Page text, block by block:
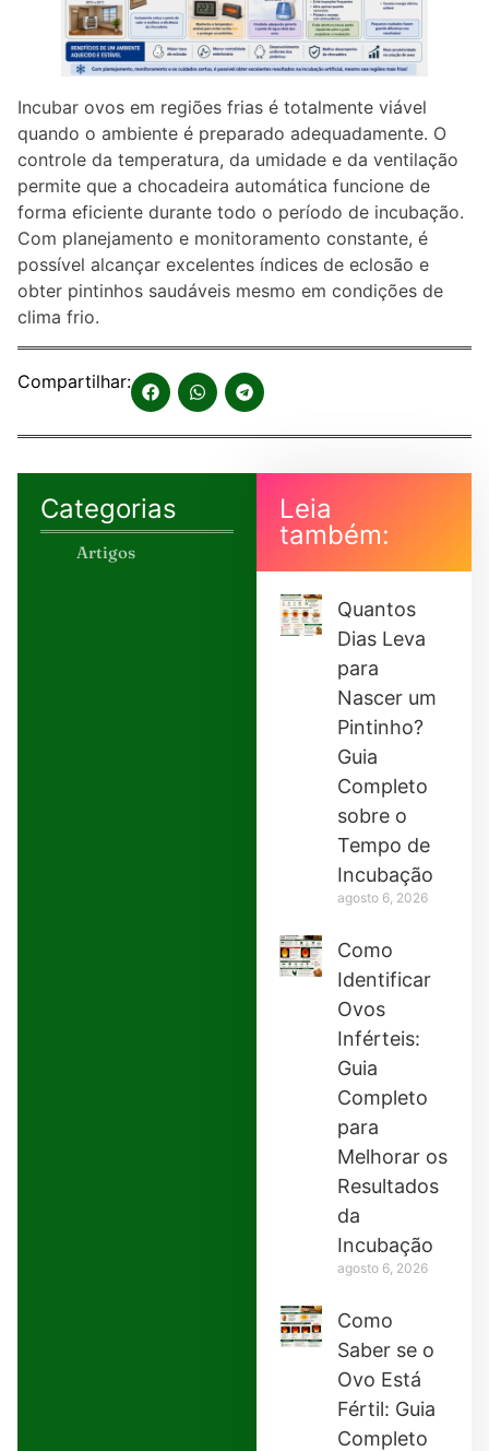
Incubar ovos em regiões frias é totalmente viável
quando o ambiente é preparado adequadamente. O
controle da temperatura, da umidade e da ventilação
permite que a chocadeira automática funcione de
forma eficiente durante todo o período de incubação.
Com planejamento e monitoramento constante, é
possível alcançar excelentes índices de eclosão e
obter pintinhos saudáveis mesmo em condições de
clima frio.
Compartilhar:
Categorias
Artigos
Leia
também:
Quantos
Dias Leva
para
Nascer um
Pintinho?
Guia
Completo
sobre o
Tempo de
Incubação
agosto 6, 2026
Como
Identificar
Ovos
Inférteis:
Guia
Completo
para
Melhorar os
Resultados
da
Incubação
agosto 6, 2026
Como
Saber se o
Ovo Está
Fértil: Guia
Completo